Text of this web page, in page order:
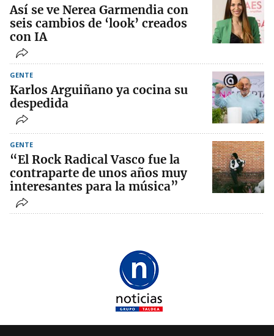
Así se ve Nerea Garmendia con
seis cambios de ‘look’ creados
con IA
GENTE
Karlos Arguiñano ya cocina su
despedida
GENTE
“El Rock Radical Vasco fue la
contraparte de unos años muy
interesantes para la música”